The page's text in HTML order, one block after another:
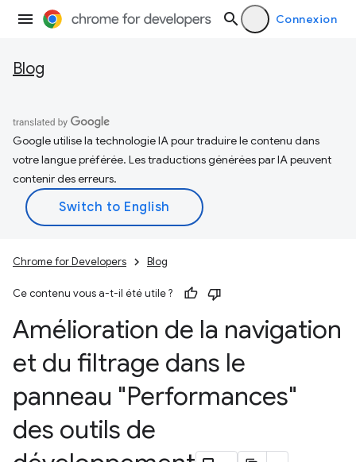
Connexion
Blog
Google utilise la technologie IA pour traduire le contenu dans
votre langue préférée. Les traductions générées par IA peuvent
contenir des erreurs.
Chrome for Developers Blog
Ce contenu vous a-t-il été utile ?
Amélioration de la navigation
et du filtrage dans le
panneau "Performances"
des outils de